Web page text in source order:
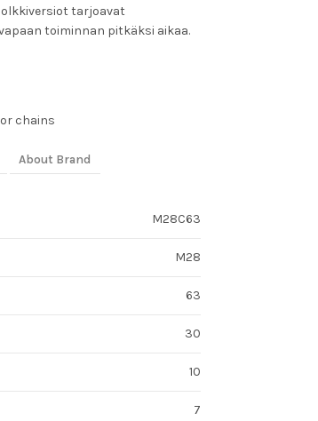
tarjoavat
toiminnan pitkäksi aikaa.
chains
About Brand
M28C63
M28
63
30
10
7